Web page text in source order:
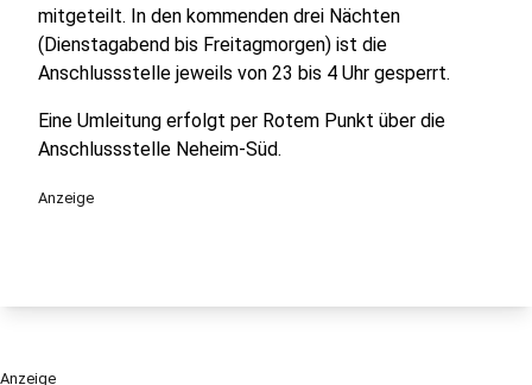
mitgeteilt. In den kommenden drei Nächten
(Dienstagabend bis Freitagmorgen) ist die
Anschlussstelle jeweils von 23 bis 4 Uhr gesperrt.
Eine Umleitung erfolgt per Rotem Punkt über die
Anschlussstelle Neheim-Süd.
Anzeige
Anzeige